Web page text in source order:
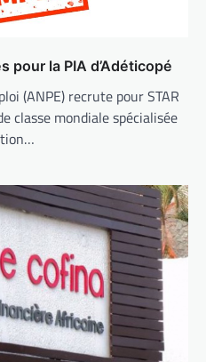
pour la PIA d’Adéticopé
(ANPE) recrute pour STAR
classe mondiale spécialisée